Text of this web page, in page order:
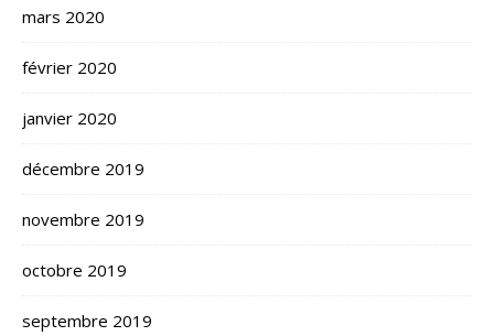
mars 2020
février 2020
janvier 2020
décembre 2019
novembre 2019
octobre 2019
septembre 2019